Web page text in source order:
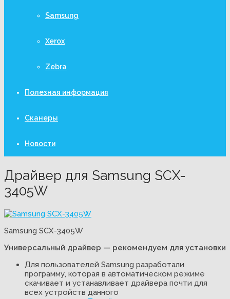
Samsung
Xerox
Zebra
Полезная информация
Сканеры
Новости
Драйвер для Samsung SCX-
3405W
Samsung SCX-3405W
Универсальный драйвер — рекомендуем для установки
Для пользователей Samsung разработали
программу, которая в автоматическом режиме
скачивает и устанавливает драйвера почти для
всех устройств данного